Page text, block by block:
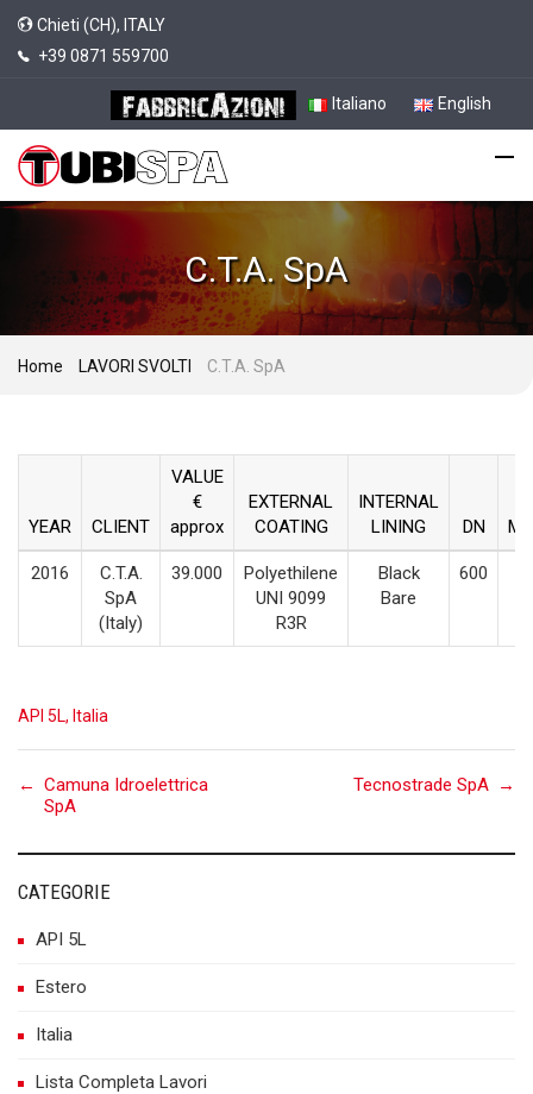
Chieti (CH), ITALY
+39 0871 559700
Italiano English
C.T.A. SpA
Home LAVORI SVOLTI C.T.A. SpA
YEAR CLIENT
VALUE
€
approx
EXTERNAL
COATING
INTERNAL
LINING
DN
2016
C.T.A.
SpA
(Italy)
39.000
Polyethilene
UNI 9099
R3R
Black
Bare
600
API 5L, Italia
Post
navigation
← Camuna Idroelettrica
SpA
Tecnostrade SpA →
CATEGORIE
API 5L
Estero
Italia
Lista Completa Lavori